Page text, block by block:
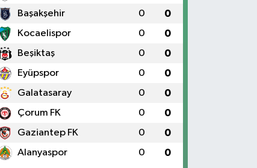
Başakşehir 0 0
Kocaelispor 0 0
Beşiktaş 0 0
Eyüpspor 0 0
Galatasaray 0 0
Çorum FK 0 0
Gaziantep FK 0 0
Alanyaspor 0 0